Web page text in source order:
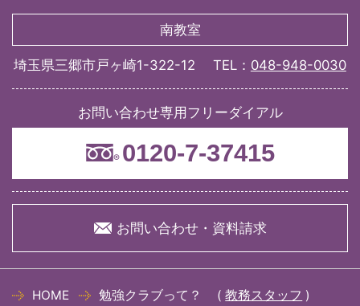
南教室
埼玉県三郷市戸ヶ崎1-322-12 TEL： 048-948-0030
お問い合わせ専用フリーダイアル
® 0120-7-37415
お問い合わせ・資料請求
HOME 勉強クラブって？ 教務スタッフ